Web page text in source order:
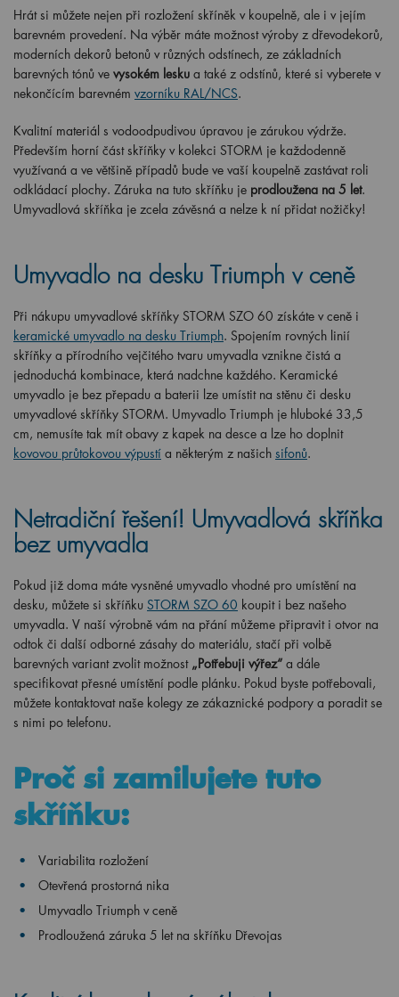
Hrát si můžete nejen při rozložení skříněk v koupelně, ale i v jejím
barevném provedení. Na výběr máte možnost výroby z dřevodekorů,
moderních dekorů betonů v různých odstínech, ze základních
barevných tónů ve vysokém lesku a také z odstínů, které si vyberete v
nekončícím barevném vzorníku RAL/NCS.
Kvalitní materiál s vodoodpudivou úpravou je zárukou výdrže.
Především horní část skříňky v kolekci STORM je každodenně
využívaná a ve většině případů bude ve vaší koupelně zastávat roli
odkládací plochy. Záruka na tuto skříňku je prodloužena na 5 let.
Umyvadlová skříňka je zcela závěsná a nelze k ní přidat nožičky!
Umyvadlo na desku Triumph v ceně
Při nákupu umyvadlové skříňky STORM SZO 60 získáte v ceně i
keramické umyvadlo na desku Triumph. Spojením rovných linií
skříňky a přírodního vejčitého tvaru umyvadla vznikne čistá a
jednoduchá kombinace, která nadchne každého. Keramické
umyvadlo je bez přepadu a baterii lze umístit na stěnu či desku
umyvadlové skříňky STORM. Umyvadlo Triumph je hluboké 33,5
cm, nemusíte tak mít obavy z kapek na desce a lze ho doplnit
kovovou průtokovou výpustí a některým z našich sifonů.
Netradiční řešení! Umyvadlová skříňka
bez umyvadla
Pokud již doma máte vysněné umyvadlo vhodné pro umístění na
desku, můžete si skříňku STORM SZO 60 koupit i bez našeho
umyvadla. V naší výrobně vám na přání můžeme připravit i otvor na
odtok či další odborné zásahy do materiálu, stačí při volbě
barevných variant zvolit možnost „Potřebuji výřez“ a dále
specifikovat přesné umístění podle plánku. Pokud byste potřebovali,
můžete kontaktovat naše kolegy ze zákaznické podpory a poradit se
s nimi po telefonu.
Proč si zamilujete tuto
skříňku:
Variabilita rozložení
Otevřená prostorná nika
Umyvadlo Triumph v ceně
Prodloužená záruka 5 let na skříňku Dřevojas